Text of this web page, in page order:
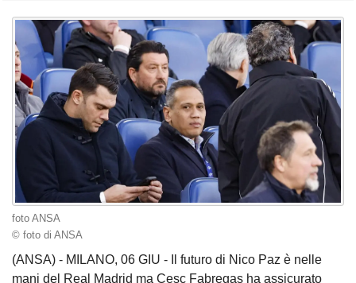
foto ANSA
© foto di ANSA
(ANSA) - MILANO, 06 GIU - Il futuro di Nico Paz è nelle
mani del Real Madrid ma Cesc Fabregas ha assicurato